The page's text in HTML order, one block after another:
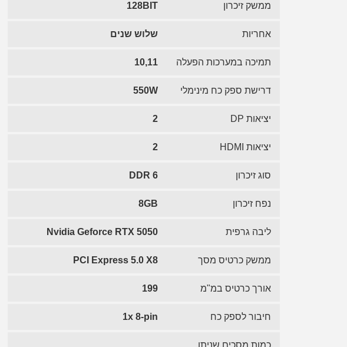
ממשק זיכרון 128BIT
אחריות שלוש שנים
תמיכה במערכות הפעלה 10,11
דרישת ספק כח מינימלי 550W
יציאות DP 2
יציאות HDMI 2
סוג זיכרון DDR 6
נפח זיכרון 8GB
ליבה גרפית Nvidia Geforce RTX 5050
ממשק כרטיס מסך PCI Express 5.0 X8
אורך כרטיס במ"מ 199
חיבור לספק כח 1x 8-pin
כמות מסכים שניתן